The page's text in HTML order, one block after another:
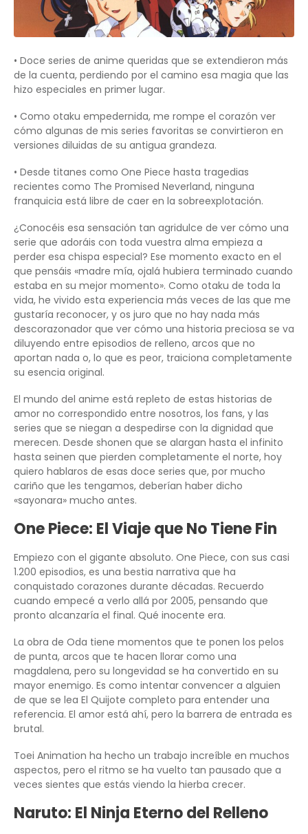
• Doce series de anime queridas que se extendieron más
de la cuenta, perdiendo por el camino esa magia que las
hizo especiales en primer lugar.
• Como otaku empedernida, me rompe el corazón ver
cómo algunas de mis series favoritas se convirtieron en
versiones diluidas de su antigua grandeza.
• Desde titanes como One Piece hasta tragedias
recientes como The Promised Neverland, ninguna
franquicia está libre de caer en la sobreexplotación.
¿Conocéis esa sensación tan agridulce de ver cómo una
serie que adoráis con toda vuestra alma empieza a
perder esa chispa especial? Ese momento exacto en el
que pensáis «madre mía, ojalá hubiera terminado cuando
estaba en su mejor momento». Como otaku de toda la
vida, he vivido esta experiencia más veces de las que me
gustaría reconocer, y os juro que no hay nada más
descorazonador que ver cómo una historia preciosa se va
diluyendo entre episodios de relleno, arcos que no
aportan nada o, lo que es peor, traiciona completamente
su esencia original.
El mundo del anime está repleto de estas historias de
amor no correspondido entre nosotros, los fans, y las
series que se niegan a despedirse con la dignidad que
merecen. Desde shonen que se alargan hasta el infinito
hasta seinen que pierden completamente el norte, hoy
quiero hablaros de esas doce series que, por mucho
cariño que les tengamos, deberían haber dicho
«sayonara» mucho antes.
One Piece: El Viaje que No Tiene Fin
Empiezo con el gigante absoluto. One Piece, con sus casi
1.200 episodios, es una bestia narrativa que ha
conquistado corazones durante décadas. Recuerdo
cuando empecé a verlo allá por 2005, pensando que
pronto alcanzaría el final. Qué inocente era.
La obra de Oda tiene momentos que te ponen los pelos
de punta, arcos que te hacen llorar como una
magdalena, pero su longevidad se ha convertido en su
mayor enemigo. Es como intentar convencer a alguien
de que se lea El Quijote completo para entender una
referencia. El amor está ahí, pero la barrera de entrada es
brutal.
Toei Animation ha hecho un trabajo increíble en muchos
aspectos, pero el ritmo se ha vuelto tan pausado que a
veces sientes que estás viendo la hierba crecer.
Naruto: El Ninja Eterno del Relleno